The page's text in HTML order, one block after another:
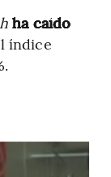
ha caído
índice